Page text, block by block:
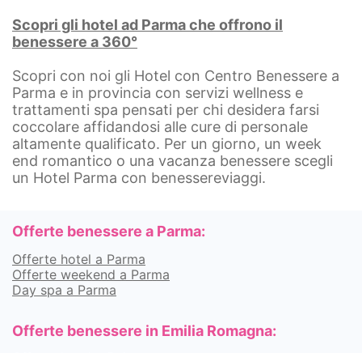
Scopri gli hotel ad Parma che offrono il
benessere a 360°
Scopri con noi gli Hotel con Centro Benessere a
Parma e in provincia con servizi wellness e
trattamenti spa pensati per chi desidera farsi
coccolare affidandosi alle cure di personale
altamente qualificato. Per un giorno, un week
end romantico o una vacanza benessere scegli
un Hotel Parma con benessereviaggi.
Offerte benessere a Parma:
Offerte hotel a Parma
Offerte weekend a Parma
Day spa a Parma
Offerte benessere in Emilia Romagna: